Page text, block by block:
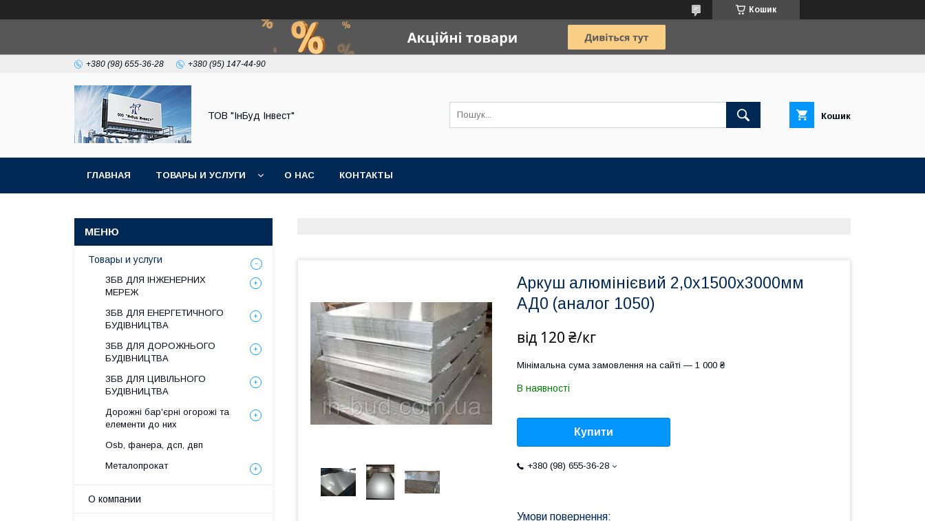
Кошик
+380 (98) 655-36-28 +380 (95) 147-44-90
ТОВ "ІнБуд Інвест" Кошик
ГЛАВНАЯ ТОВАРЫ И УСЛУГИ О НАС КОНТАКТЫ
Аркуш алюмінієвий 2,0х1500х3000мм
АД0 (аналог 1050)
від 120 ₴/кг
Мінімальна сума замовлення на сайті — 1 000 ₴
В наявності
Купити
+380 (98) 655-36-28
Товары и услуги
ЗБВ ДЛЯ ІНЖЕНЕРНИХ
МЕРЕЖ
ЗБВ ДЛЯ ЕНЕРГЕТИЧНОГО
БУДІВНИЦТВА
ЗБВ ДЛЯ ДОРОЖНЬОГО
БУДІВНИЦТВА
ЗБВ ДЛЯ ЦИВІЛЬНОГО
БУДІВНИЦТВА
Дорожні бар'єрні огорожі та
елементи до них
Osb, фанера, дсп, двп
Металопрокат
О компании